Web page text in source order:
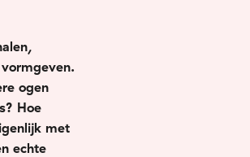
ogen
Hoe
met
echte